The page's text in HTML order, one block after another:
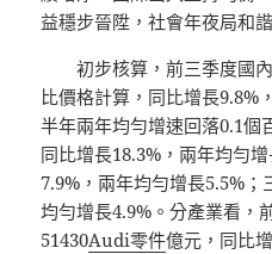
益穩步晉陞，社會年夜局和
初步核算，前三季度國
比價格計算，同比增長9.8%
半年兩年均勻增速回落0.1個
同比增長18.3%，兩年均勻
7.9%，兩年均勻增長5.5%
均勻增長4.9%。分產業看，
51430Audi零件億元，同比